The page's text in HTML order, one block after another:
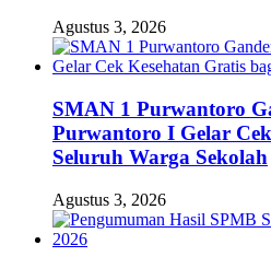
Agustus 3, 2026
SMAN 1 Purwantoro
Purwantoro I Gelar
Seluruh Warga Sekolah
Agustus 3, 2026